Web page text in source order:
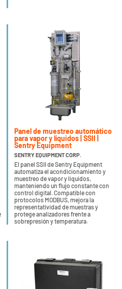
Panel de muestreo automático
para vapor y líquidos | SSII |
Sentry Equipment
SENTRY EQUIPMENT CORP.
El panel SSII de Sentry Equipment
automatiza el acondicionamiento y
muestreo de vapor y líquidos,
manteniendo un flujo constante con
control digital. Compatible con
protocolos MODBUS, mejora la
representatividad de muestras y
protege analizadores frente a
sobrepresión y temperatura.